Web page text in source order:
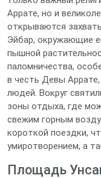
Аррате, но и
открываются
Эйбар, окружающие
пышной
паломничества,
в честь Девы
людей. Вокруг
зоны отдыха, где
свежим горным
короткой поездки,
умиротворением, а
Площадь